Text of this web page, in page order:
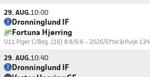
29. AUG.10:00
Dronninglund IF
Fortuna Hjørring
U11 Piger C/Beg. (16) 8:8/6:6 - 2026/EfterårPulje 134
29. AUG.10:40
Dronninglund IF